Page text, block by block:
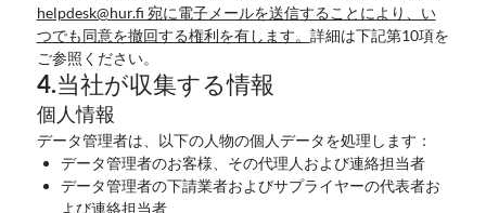
helpdesk@hur.fi 宛に電子メールを送信することにより、い
つでも同意を撤回する権利を有します。 詳細は下記第10項を
ご参照ください。
4.当社が収集する情報
個人情報
データ管理者は、以下の人物の個人データを処理します：
データ管理者のお客様、その代理人および連絡担当者
データ管理者の下請業者およびサプライヤーの代表者お
よび連絡担当者